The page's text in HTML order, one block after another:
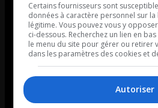
Certains fournisseurs sont
données à caractère personnel sur
légitime. Vous pouvez vous y
ci-dessous. Recherchez un lien en
le menu du site pour gérer ou retirer
dans les paramètres des cookies et
Autoriser